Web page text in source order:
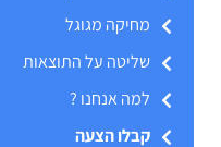
מחיקה מגוגל
שליטה על התוצאות
למה אנחנו ?
קבלו הצעה